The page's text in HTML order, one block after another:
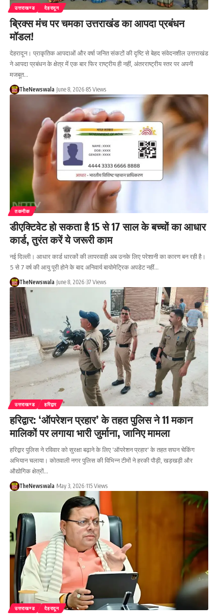
उत्तराखण्ड देहरादून
ब्रिक्स मंच पर चमका उत्तराखंड का आपदा प्रबंधन
मॉडल!
देहरादून। प्राकृतिक आपदाओं और वर्षा जनित संकटों की दृष्टि से बेहद संवेदनशील उत्तराखंड
ने आपदा प्रबंधन के क्षेत्र में एक बार फिर राष्ट्रीय ही नहीं, अंतरराष्ट्रीय स्तर पर अपनी
मजबूत…
TheNewswala June 8, 2026 85 Views
तकनीक
डीएक्टिवेट हो सकता है 15 से 17 साल के बच्चों का आधार
कार्ड, तुरंत करें ये जरूरी काम
नई दिल्ली। आधार कार्ड धारकों की लापरवाही अब उनके लिए परेशानी का कारण बन रही है।
5 से 7 वर्ष की आयु पूरी होने के बाद अनिवार्य बायोमेट्रिक अपडेट नहीं…
TheNewswala June 8, 2026 37 Views
उत्तराखण्ड हरिद्वार
हरिद्वार: ‘ऑपरेशन प्रहार’ के तहत पुलिस ने 11 मकान
मालिकों पर लगाया भारी जुर्माना, जानिए मामला
हरिद्वार पुलिस ने रविवार को सुरक्षा बढ़ाने के लिए 'ऑपरेशन प्रहार' के तहत सघन चेकिंग
अभियान चलाया। कोतवाली नगर पुलिस की विभिन्न टीमों ने हरकी पौड़ी, खड़खड़ी और
औद्योगिक क्षेत्रों…
TheNewswala May 3, 2026 115 Views
उत्तराखण्ड देहरादून